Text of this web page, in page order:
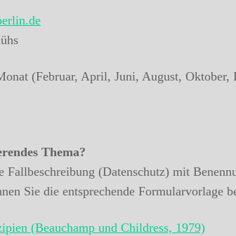
(Februar, April, Juni, August,
Thema?
Fallbeschreibung (Datenschutz) mit
Sie die entsprechende Formularvorlage
(Beauchamp und Childress, 1979)